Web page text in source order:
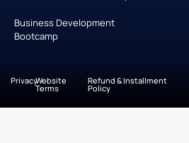
Business Development
Bootcamp
PrivacyWebsite
Terms
Refund & Installment
Policy